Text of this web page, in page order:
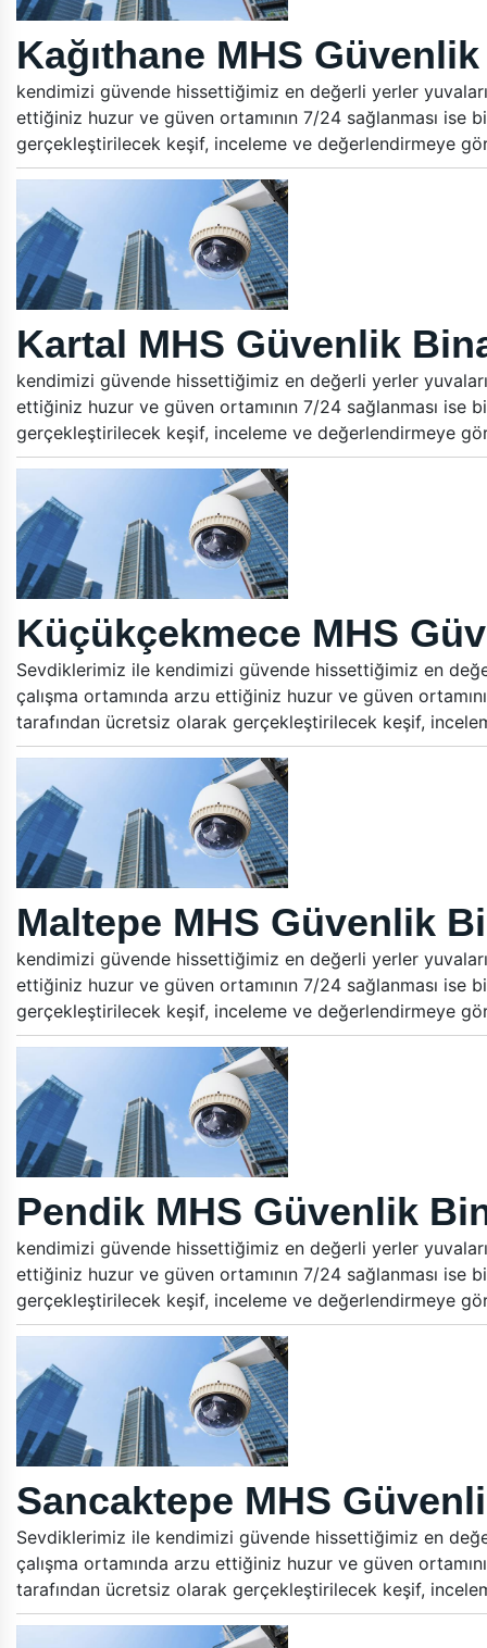
Kağıthane MHS
kendimizi güvende hissettiğimiz en değerli yerler
ettiğiniz huzur ve güven ortamının 7/24 sağlanması
gerçekleştirilecek keşif, inceleme ve değerlendirmeye
Kartal MHS Güvenlik
kendimizi güvende hissettiğimiz en değerli yerler
ettiğiniz huzur ve güven ortamının 7/24 sağlanması
gerçekleştirilecek keşif, inceleme ve değerlendirmeye
Küçükçekmece MHS
Sevdiklerimiz ile kendimizi güvende hissettiğimiz en
çalışma ortamında arzu ettiğiniz huzur ve güven
tarafından ücretsiz olarak gerçekleştirilecek keşif,
Maltepe MHS Güvenlik
kendimizi güvende hissettiğimiz en değerli yerler
ettiğiniz huzur ve güven ortamının 7/24 sağlanması
gerçekleştirilecek keşif, inceleme ve değerlendirmeye
Pendik MHS Güvenlik
kendimizi güvende hissettiğimiz en değerli yerler
ettiğiniz huzur ve güven ortamının 7/24 sağlanması
gerçekleştirilecek keşif, inceleme ve değerlendirmeye
Sancaktepe MHS
Sevdiklerimiz ile kendimizi güvende hissettiğimiz en
çalışma ortamında arzu ettiğiniz huzur ve güven
tarafından ücretsiz olarak gerçekleştirilecek keşif,